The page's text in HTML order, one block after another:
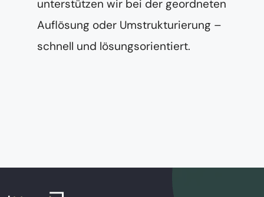
unterstützen wir bei der geordneten
Auflösung oder Umstrukturierung –
schnell und lösungsorientiert.